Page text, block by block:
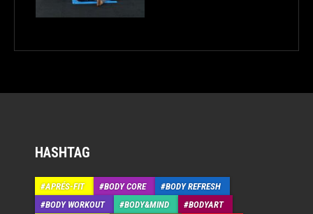
HASHTAG
APRÉS-FIT BODY CORE
BODY REFRESH
BODY WORKOUT
BODY&MIND
BODYART